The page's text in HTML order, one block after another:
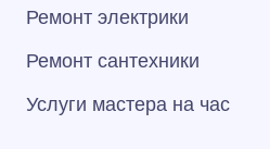
Ремонт электрики
Ремонт сантехники
Услуги мастера на час